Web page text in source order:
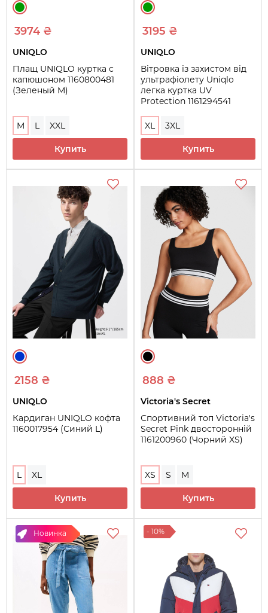
3974 ₴
UNIQLO
Плащ UNIQLO куртка с
капюшоном 1160800481
(Зеленый M)
M L XXL
Купить
3195 ₴
UNIQLO
Вітровка із захистом від
ультрафіолету Uniqlo
легка куртка UV
Protection 1161294541
XL
3XL
Купить
2158 ₴
UNIQLO
Кардиган UNIQLO кофта
1160017954 (Синий L)
L XL
Купить
888 ₴
Victoria's Secret
Спортивний топ Victoria's
Secret Pink двосторонній
1161200960 (Чорний XS)
XS S M
Купить
Новинка - 10%